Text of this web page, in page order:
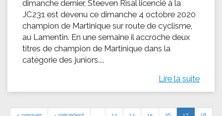
dimanche dernier, Steeven Risal licencié à la
JC231 est devenu ce dimanche 4 octobre 2020
champion de Martinique sur route de cyclisme,
au Lamentin. En une semaine il accroche deux
titres de champion de Martinique dans la
catégorie des juniors....
Lire la suite